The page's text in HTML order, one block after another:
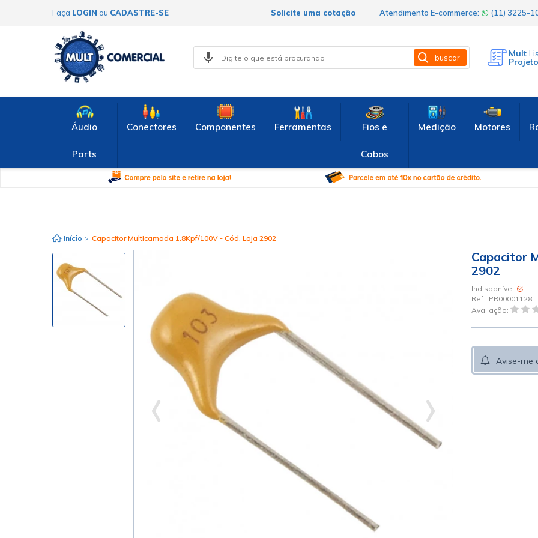
Faça LOGIN ou CADASTRE-SE Atendimento E-commerce: (11) 3225-
Solicite uma cotação
buscar Mult
Áudio
Parts
Conectores Componentes Ferramentas Fios e
Cabos
Medição Motores
Início > Capacitor Multicamada 1.8Kpf/100V - Cód. Loja 2902
Capacitor
2902
Indisponível
Ref.: PR00001128
Avaliação:
Avise-me